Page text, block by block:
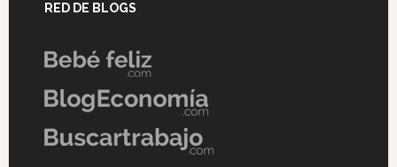
RED DE BLOGS